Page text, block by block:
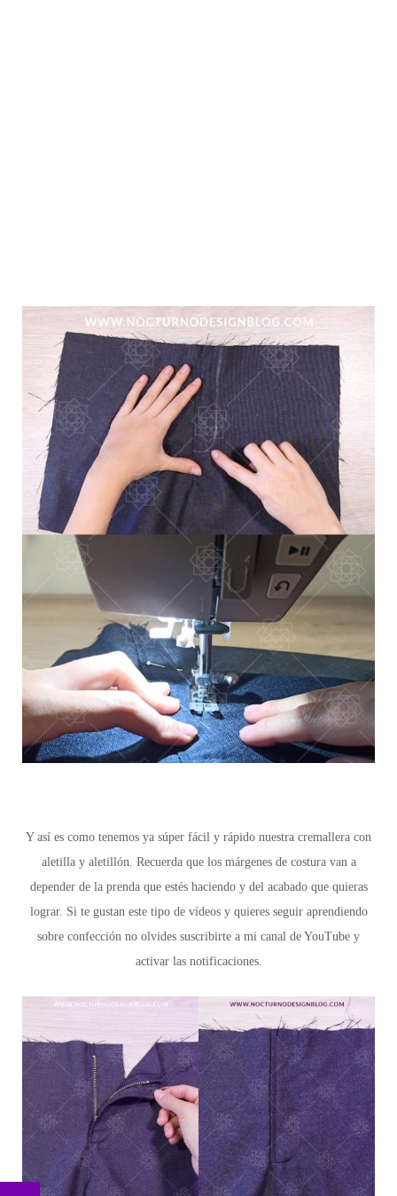
Y así es como tenemos ya súper fácil y rápido nuestra cremallera con
aletilla y aletillón. Recuerda que los márgenes de costura van a
depender de la prenda que estés haciendo y del acabado que quieras
lograr. Si te gustan este tipo de vídeos y quieres seguir aprendiendo
sobre confección no olvides suscribirte a mi canal de YouTube y
activar las notificaciones.